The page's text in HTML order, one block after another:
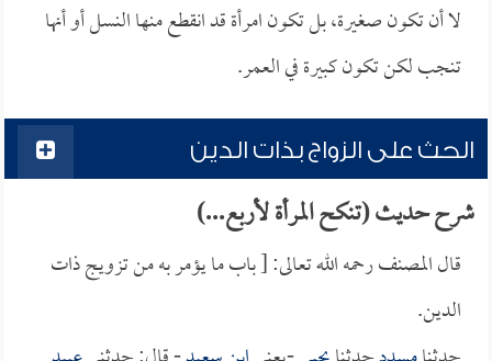
لا أن تكون صغيرة، بل تكون امرأة قد انقطع منها النسل أو أنها
تنجب لكن تكون كبيرة في العمر.
الحث على الزواج بذات الدين
شرح حديث (تنكح المرأة لأربع...)
قال المصنف رحمه الله تعالى: [ باب ما يؤمر به من تزويج ذات
الدين.